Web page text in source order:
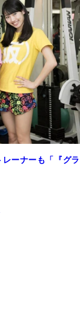
ーナーも「『グラ